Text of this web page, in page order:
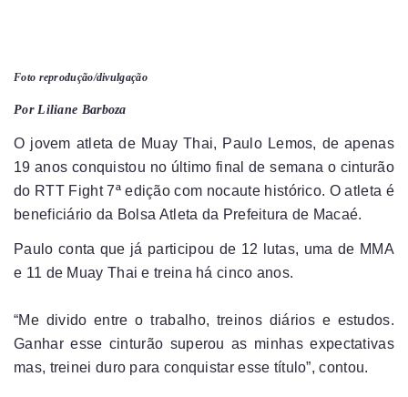
Foto reprodução/divulgação
Por Liliane Barboza
O jovem atleta de Muay Thai, Paulo Lemos, de apenas
19 anos conquistou no último final de semana o cinturão
do RTT Fight 7ª edição com nocaute histórico. O atleta é
beneficiário da Bolsa Atleta da Prefeitura de Macaé.
Paulo conta que já participou de 12 lutas, uma de MMA
e 11 de Muay Thai e treina há cinco anos.
“Me divido entre o trabalho, treinos diários e estudos.
Ganhar esse cinturão superou as minhas expectativas
mas, treinei duro para conquistar esse título”, contou.